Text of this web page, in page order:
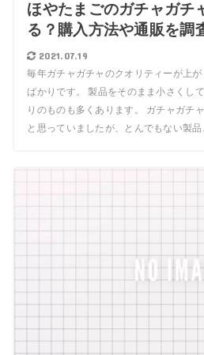
ほやたまごのガチャガチ
る？購入方法や通販を調
2021.07.19
毎年ガチャガチャのクオリティーが上
ばかりです。 製品をそのまま小さくし
りのものも多くあります。 ガチャガチ
と思っていましたが、とんでもない製品